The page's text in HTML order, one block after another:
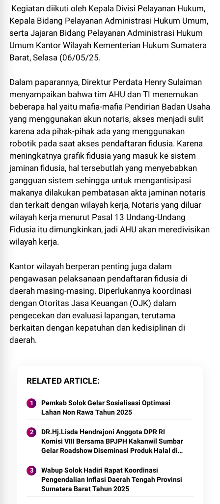
Kegiatan diikuti oleh Kepala Divisi Pelayanan Hukum,
Kepala Bidang Pelayanan Administrasi Hukum Umum,
serta Jajaran Bidang Pelayanan Administrasi Hukum
Umum Kantor Wilayah Kementerian Hukum Sumatera
Barat, Selasa (06/05/25.
Dalam paparannya, Direktur Perdata Henry Sulaiman
menyampaikan bahwa tim AHU dan TI menemukan
beberapa hal yaitu mafia-mafia Pendirian Badan Usaha
yang menggunakan akun notaris, akses menjadi sulit
karena ada pihak-pihak ada yang menggunakan
robotik pada saat akses pendaftaran fidusia. Karena
meningkatnya grafik fidusia yang masuk ke sistem
jaminan fidusia, hal tersebutlah yang menyebabkan
gangguan sistem sehingga untuk mengantisipasi
makanya dilakukan pembatasan akta jaminan notaris
dan terkait dengan wilayah kerja, Notaris yang diluar
wilayah kerja menurut Pasal 13 Undang-Undang
Fidusia itu dimungkinkan, jadi AHU akan meredivisikan
wilayah kerja.
Kantor wilayah berperan penting juga dalam
pengawasan pelaksanaan pendaftaran fidusia di
daerah masing-masing. Diperlukannya koordinasi
dengan Otoritas Jasa Keuangan (OJK) dalam
pengecekan dan evaluasi lapangan, terutama
berkaitan dengan kepatuhan dan kedisiplinan di
daerah.
RELATED ARTICLE
Pemkab Solok Gelar Sosialisasi Optimasi
Lahan Non Rawa Tahun 2025
DR.Hj.Lisda Hendrajoni Anggota DPR RI
Komisi VIII Bersama BPJPH Kakanwil Sumbar
Gelar Roadshow Diseminasi Produk Halal di
Wabup Solok Hadiri Rapat Koordinasi
Pengendalian Inflasi Daerah Tengah Provinsi
Sumatera Barat Tahun 2025